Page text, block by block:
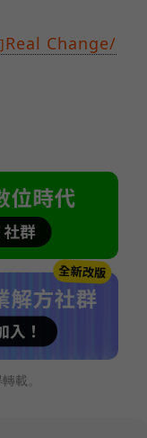
Real Change/
載。